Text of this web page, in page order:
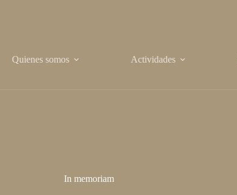
Quienes somos Actividades
In memoriam